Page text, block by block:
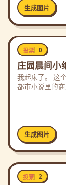
生成图片
投票 0
庄园晨间小
我起床了。 这
都市小说里的
生成图片
投票 2